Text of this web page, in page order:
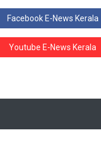
Facebook E-News Kerala
Youtube E-News Kerala